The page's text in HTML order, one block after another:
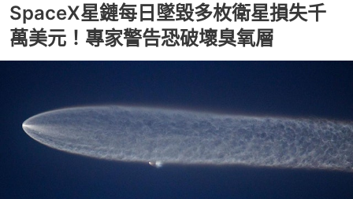
SpaceX星鏈每日墜毀多枚衛星損失千
萬美元！專家警告恐破壞臭氧層